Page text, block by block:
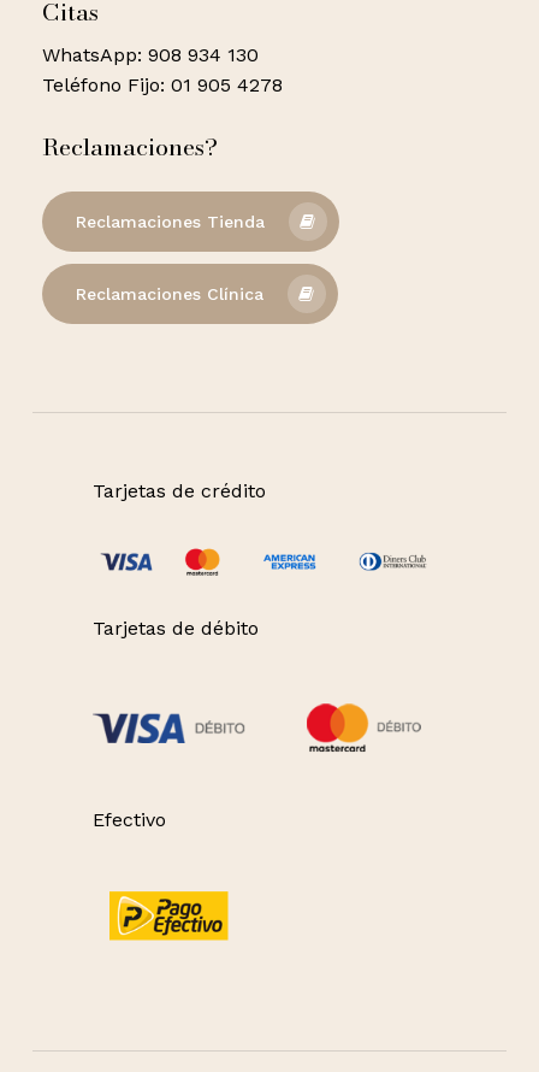
Citas
WhatsApp: 908 934 130
Teléfono Fijo: 01 905 4278
Reclamaciones?
Reclamaciones Tienda
Reclamaciones Clínica
Tarjetas de crédito
Tarjetas de débito
Efectivo